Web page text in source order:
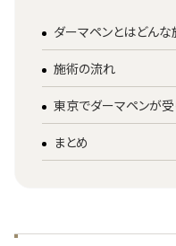
ダーマペンとはどんな
施術の流れ
東京でダーマペンが
まとめ